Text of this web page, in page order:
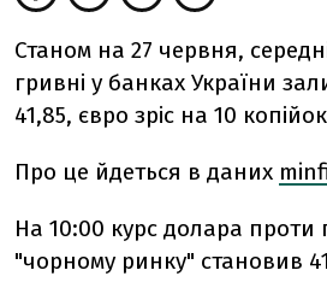
Станом на 27 червня,
гривні у банках України
41,85, євро зріс на 10
Про це йдеться в даних
На 10:00 курс долара проти
"чорному ринку" становив